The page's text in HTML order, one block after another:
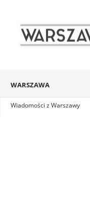
WARSZAWA
Wiadomości z Warszawy